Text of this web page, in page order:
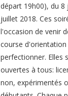
départ 19h00), du 8
juillet 2018. Ces
l'occasion de venir
course
perfectionner. Elles
ouvertes à tous:
non, expérimentés